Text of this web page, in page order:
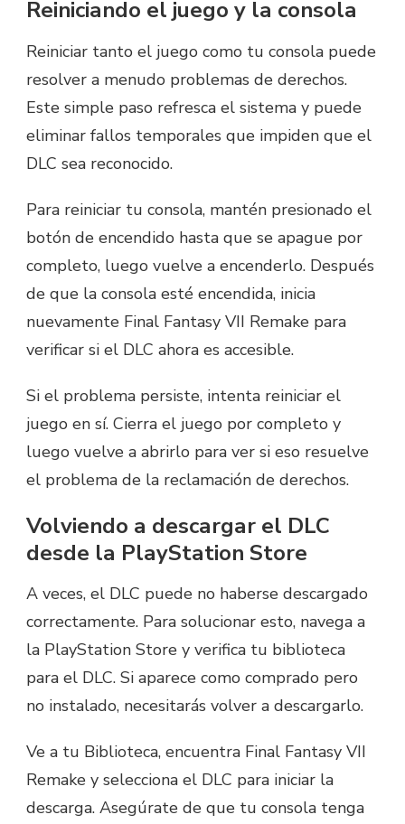
Reiniciando el juego y la consola
Reiniciar tanto el juego como tu consola puede
resolver a menudo problemas de derechos.
Este simple paso refresca el sistema y puede
eliminar fallos temporales que impiden que el
DLC sea reconocido.
Para reiniciar tu consola, mantén presionado el
botón de encendido hasta que se apague por
completo, luego vuelve a encenderlo. Después
de que la consola esté encendida, inicia
nuevamente Final Fantasy VII Remake para
verificar si el DLC ahora es accesible.
Si el problema persiste, intenta reiniciar el
juego en sí. Cierra el juego por completo y
luego vuelve a abrirlo para ver si eso resuelve
el problema de la reclamación de derechos.
Volviendo a descargar el DLC
desde la PlayStation Store
A veces, el DLC puede no haberse descargado
correctamente. Para solucionar esto, navega a
la PlayStation Store y verifica tu biblioteca
para el DLC. Si aparece como comprado pero
no instalado, necesitarás volver a descargarlo.
Ve a tu Biblioteca, encuentra Final Fantasy VII
Remake y selecciona el DLC para iniciar la
descarga. Asegúrate de que tu consola tenga